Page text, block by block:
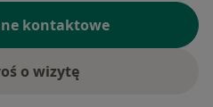
kontaktowe
o wizytę